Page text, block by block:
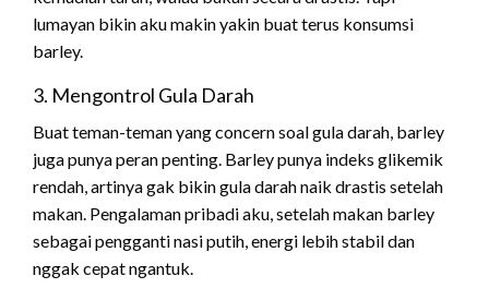
lumayan bikin aku makin yakin buat terus konsumsi
barley.
3. Mengontrol Gula Darah
Buat teman-teman yang concern soal gula darah, barley
juga punya peran penting. Barley punya indeks glikemik
rendah, artinya gak bikin gula darah naik drastis setelah
makan. Pengalaman pribadi aku, setelah makan barley
sebagai pengganti nasi putih, energi lebih stabil dan
nggak cepat ngantuk.